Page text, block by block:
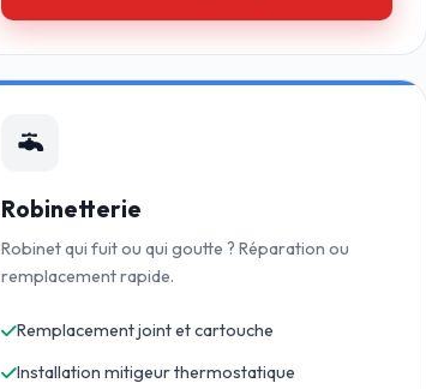
Robinetterie
Robinet qui fuit ou qui goutte ? Réparation ou
remplacement rapide.
Remplacement joint et cartouche
Installation mitigeur thermostatique